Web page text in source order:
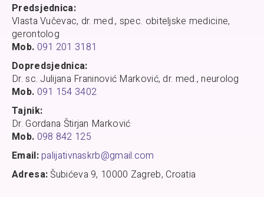
Predsjednica:
Vlasta Vučevac, dr. med., spec. obiteljske medicine,
gerontolog
Mob. 091 201 3181
Dopredsjednica:
Dr. sc. Julijana Franinović Marković, dr. med., neurolog
Mob. 091 154 3402
Tajnik:
Dr. Gordana Štirjan Marković
Mob. 098 842 125
Email:palijativnaskrb@gmail.com
Adresa:Šubićeva 9, 10000 Zagreb, Croatia